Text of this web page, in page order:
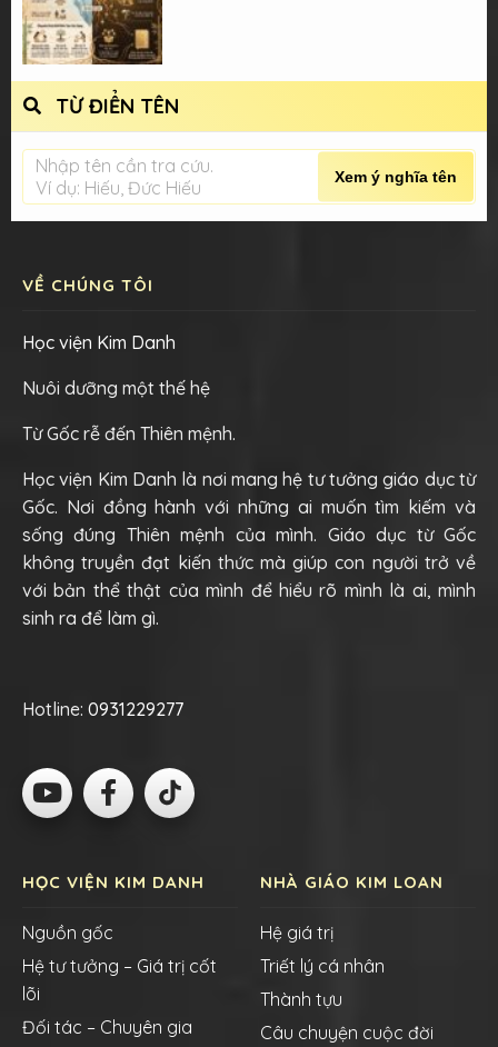
TỪ ĐIỂN TÊN
Nhập tên cần tra cứu.
Ví dụ: Hiếu, Đức Hiếu
Xem ý nghĩa tên
VỀ CHÚNG TÔI
Học viện Kim Danh
Nuôi dưỡng một thế hệ
Từ Gốc rễ đến Thiên mệnh.
Học viện Kim Danh là nơi mang hệ tư tưởng giáo dục từ
Gốc. Nơi đồng hành với những ai muốn tìm kiếm và
sống đúng Thiên mệnh của mình. Giáo dục từ Gốc
không truyền đạt kiến thức mà giúp con người trở về
với bản thể thật của mình để hiểu rõ mình là ai, mình
sinh ra để làm gì.
Hotline: 0931229277
HỌC VIỆN KIM DANH
Nguồn gốc
Hệ tư tưởng – Giá trị cốt
lõi
Đối tác – Chuyên gia
NHÀ GIÁO KIM LOAN
Hệ giá trị
Triết lý cá nhân
Thành tựu
Câu chuyện cuộc đời